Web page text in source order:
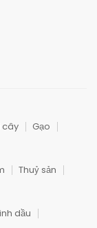
cây
Gạo
Thuỷ sản
dầu